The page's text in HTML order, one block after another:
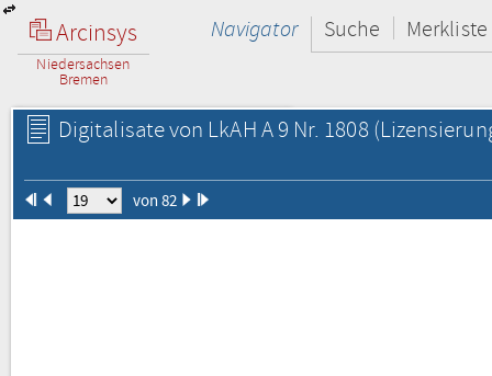
Arcinsys
Niedersachsen
Bremen
Navigator Suche Merkliste
Digitalisate von LkAH A 9 Nr. 1808
von 82